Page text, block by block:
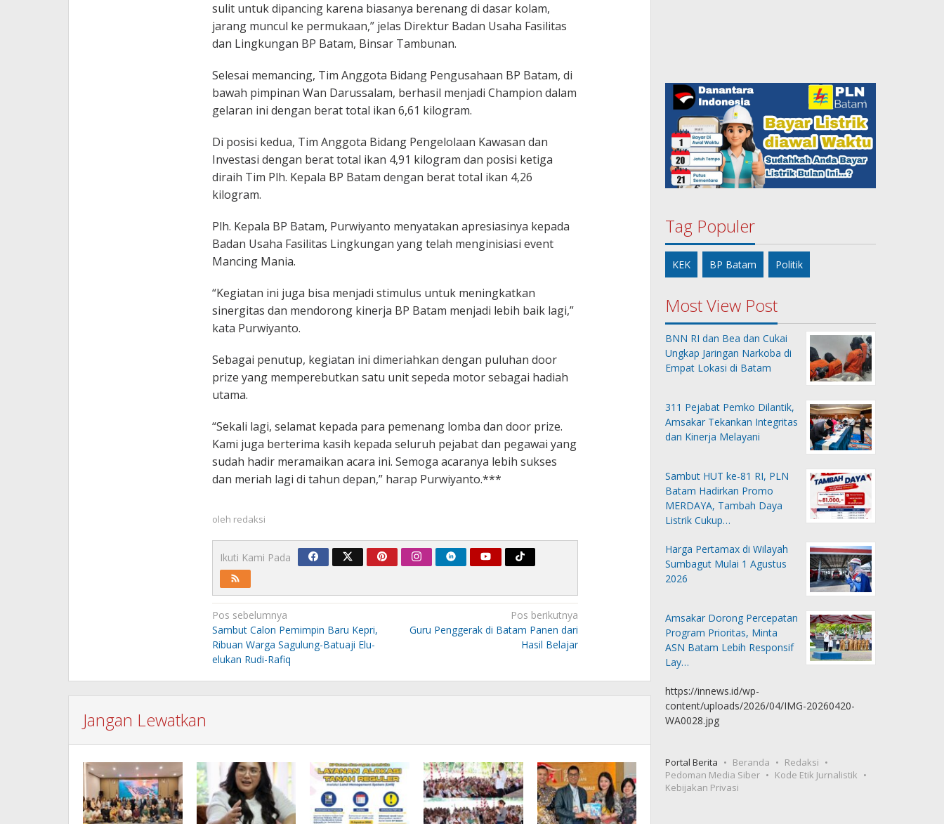
sulit untuk dipancing karena biasanya berenang di dasar kolam,
jarang muncul ke permukaan,” jelas Direktur Badan Usaha Fasilitas
dan Lingkungan BP Batam, Binsar Tambunan.
Selesai memancing, Tim Anggota Bidang Pengusahaan BP Batam, di
bawah pimpinan Wan Darussalam, berhasil menjadi Champion dalam
gelaran ini dengan berat total ikan 6,61 kilogram.
Di posisi kedua, Tim Anggota Bidang Pengelolaan Kawasan dan
Investasi dengan berat total ikan 4,91 kilogram dan posisi ketiga
diraih Tim Plh. Kepala BP Batam dengan berat total ikan 4,26
kilogram.
Plh. Kepala BP Batam, Purwiyanto menyatakan apresiasinya kepada
Badan Usaha Fasilitas Lingkungan yang telah menginisiasi event
Mancing Mania.
“Kegiatan ini juga bisa menjadi stimulus untuk meningkatkan
sinergitas dan mendorong kinerja BP Batam menjadi lebih baik lagi,”
kata Purwiyanto.
Sebagai penutup, kegiatan ini dimeriahkan dengan puluhan door
prize yang memperebutkan satu unit sepeda motor sebagai hadiah
utama.
“Sekali lagi, selamat kepada para pemenang lomba dan door prize.
Kami juga berterima kasih kepada seluruh pejabat dan pegawai yang
sudah hadir meramaikan acara ini. Semoga acaranya lebih sukses
dan meriah lagi di tahun depan,” harap Purwiyanto.***
oleh redaksi
Ikuti Kami Pada
Navigasi
pos
Pos sebelumnya
Sambut Calon Pemimpin Baru Kepri,
Ribuan Warga Sagulung-Batuaji Elu-
elukan Rudi-Rafiq
Pos berikutnya
Guru Penggerak di Batam Panen dari
Hasil Belajar
Jangan Lewatkan
Tag Populer
KEK BP Batam Politik
Most View Post
BNN RI dan Bea dan Cukai
Ungkap Jaringan Narkoba di
Empat Lokasi di Batam
311 Pejabat Pemko Dilantik,
Amsakar Tekankan Integritas
dan Kinerja Melayani
Sambut HUT ke-81 RI, PLN
Batam Hadirkan Promo
MERDAYA, Tambah Daya
Listrik Cukup…
Harga Pertamax di Wilayah
Sumbagut Mulai 1 Agustus
2026
Amsakar Dorong Percepatan
Program Prioritas, Minta
ASN Batam Lebih Responsif
Lay…
https://innews.id/wp-
content/uploads/2026/04/IMG-20260420-
WA0028.jpg
Portal Berita Beranda
Redaksi
Pedoman Media Siber
Kode Etik Jurnalistik
Kebijakan Privasi